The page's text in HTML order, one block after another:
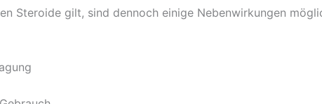
Steroide gilt, sind dennoch einige Nebenwirkungen